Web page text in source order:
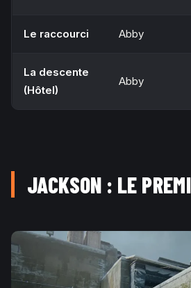
Le raccourci Abby
La descente
(Hôtel)
Abby
JACKSON : LE